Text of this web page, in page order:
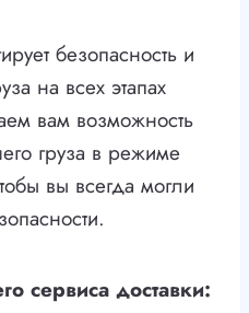
безопасность и
на всех этапах
вам возможность
груза в режиме
вы всегда могли
сервиса доставки: